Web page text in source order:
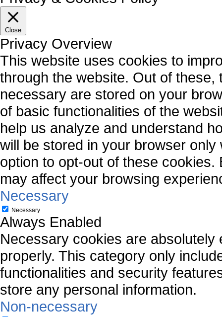
Close
Privacy Overview
This website uses cookies to
through the website. Out of
necessary are stored on your
of basic functionalities of the
help us analyze and understand
will be stored in your browser
option to opt-out of these
may affect your browsing
Necessary
Necessary
Always Enabled
Necessary cookies are
properly. This category only
functionalities and security
store any personal information.
Non-necessary